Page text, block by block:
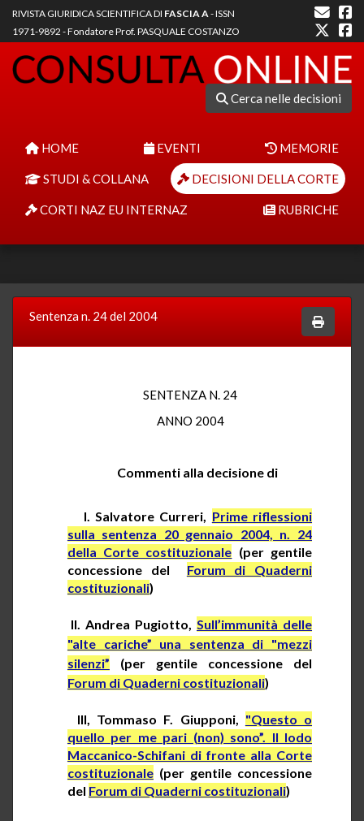
RIVISTA GIURIDICA SCIENTIFICA DI FASCIA A- ISSN
1971-9892 - Fondatore Prof. PASQUALE COSTANZO
Cerca nelle decisioni
HOME EVENTI MEMORIE
STUDI & COLLANA DECISIONI DELLA CORTE
CORTI NAZ EU INTERNAZ RUBRICHE
Sentenza n. 24 del 2004
SENTENZA N. 24
ANNO 2004
Commenti alla decisione di
I. Salvatore Curreri
Prime riflessioni
sulla sentenza 20 gennaio 2004, n. 24
della Corte costituzionale (per gentile
concessione del
Forum di Quaderni
costituzionali)
II. Andrea Pugiotto
Sull’immunità delle
"alte cariche” una sentenza di "mezzi
silenzi” (per gentile concessione del
Forum di Quaderni costituzionali)
III, Tommaso F. Giupponi, "Questo o
quello per me pari (non) sono”. Il lodo
Maccanico-Schifani di fronte alla Corte
costituzionale (per gentile concessione
del Forum di Quaderni costituzionali)